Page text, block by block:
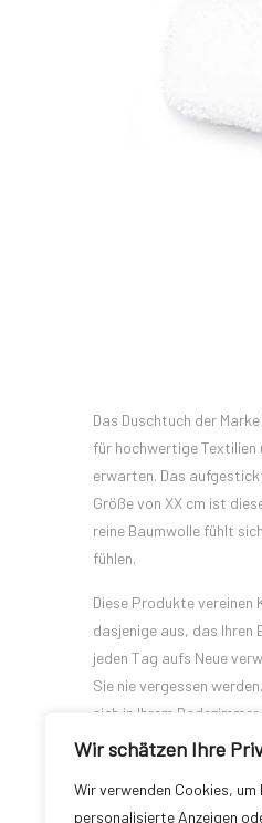
Wir schätzen Ihre
Wir verwenden Cookies,
personalisierte Anzeigen
Das Duschtuch der
für hochwertige Textilien
erwarten. Das
Größe von XX cm ist
reine Baumwolle fühlt
fühlen.
Diese Produkte vereinen
dasjenige aus, das Ihren
jeden Tag aufs Neue
Sie nie vergessen
sich in Ihrem